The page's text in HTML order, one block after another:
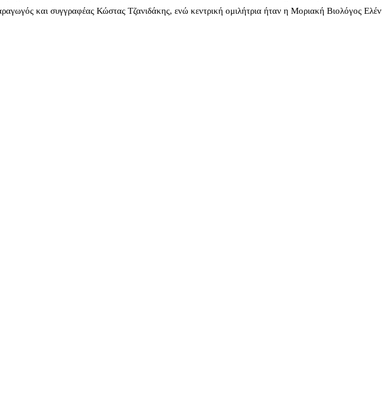
και συγγραφέας Κώστας Τζανιδάκης, ενώ κεντρική ομιλήτρια ήταν η Μοριακή Βιολόγος